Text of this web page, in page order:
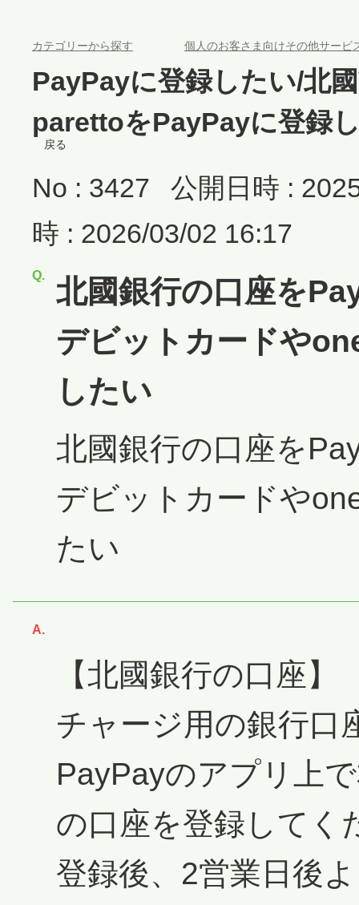
カテゴリーから探す 個人のお客さま向けその他サービ
PayPayに登録したい/北
parettoをPayPayに登録
戻る
No : 3427
公開日時 :
時 : 2026/03/02 16:17
北國銀行の口座を
デビットカードや
したい
北國銀行の口座を
デビットカードや
たい
【北國銀行の口座】
チャージ用の銀行口
PayPayのアプリ上
の口座を登録してく
登録後、2営業日後